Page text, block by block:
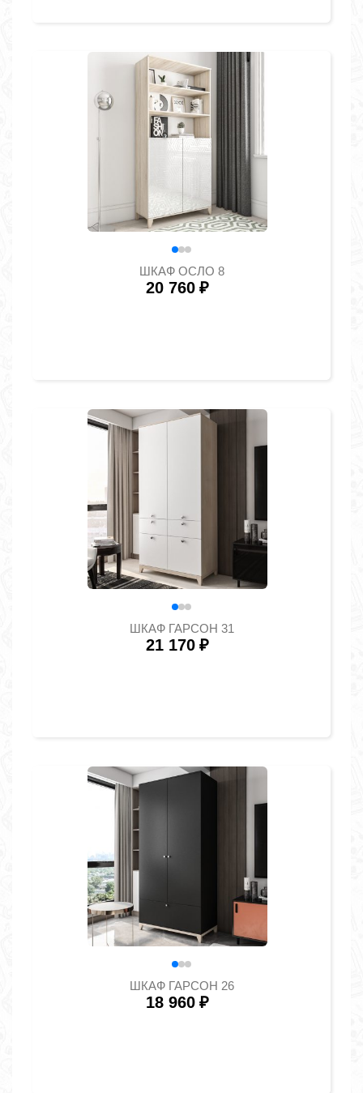
ШКАФ ОСЛО 8
20 760 ₽
ШКАФ ГАРСОН 31
21 170 ₽
ШКАФ ГАРСОН 26
18 960 ₽